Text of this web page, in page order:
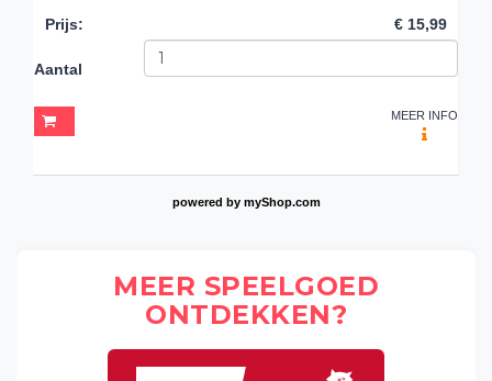
Prijs: € 15,99
Aantal
MEER INFO
powered by myShop.com
MEER SPEELGOED
ONTDEKKEN?